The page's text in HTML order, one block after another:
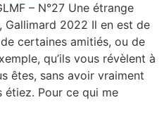
– N°27 Une étrange
Gallimard 2022 Il en est de
certaines amitiés, ou de
qu’ils vous révèlent à
êtes, sans avoir vraiment
étiez. Pour ce qui me